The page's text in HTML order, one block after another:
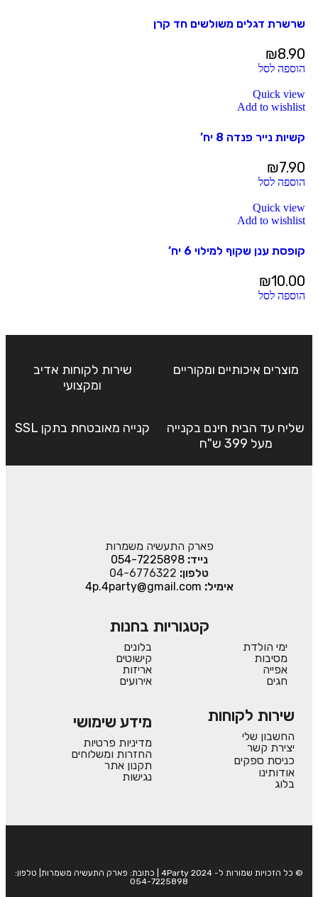
שרשרת דגלים משולשים חד קרן
₪8.90
הוספה לסל
Quick view
Add to wishlist
קשיות נייר פנדה 8 יח’
₪7.90
הוספה לסל
Quick view
Add to wishlist
קופסת ענן שקוף למילוי 6 יח’
₪10.00
הוספה לסל
מוצרים איכותיים ומקוריים
שירות לקוחות אדיב
ומקצועי
שליח עד הבית חינם בקנייה
מעל 399 ש"ח
קנייה מאובטחת בתקן SSL
פארק התעשיה משמרות
נייד:054-7225898
טלפון: 04-6776322
אימיל: 4p.4party@gmail.com
קטגוריות בחנות
ימי הולדת
מסיבות
אפייה
חגים
בלונים
קישוטים
אריזות
אירועים
שירות לקוחות
החשבון שלי
יצירת קשר
כניסת ספקים
אודותינו
בלוג
מידע שימושי
מדיניות פרטיות
החזרות ומשלוחים
תקנון אתר
נגישות
© כל הזכויות שמורות ל- 4Party 2024 | כתובת: פארק התעשיה משמרות| טלפון:
054-7225898